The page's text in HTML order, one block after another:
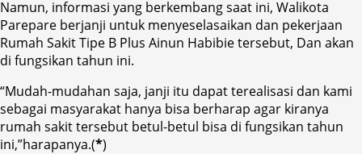
Namun, informasi yang berkembang saat ini, Walikota
Parepare berjanji untuk menyeselasaikan dan pekerjaan
Rumah Sakit Tipe B Plus Ainun Habibie tersebut, Dan akan
di fungsikan tahun ini.
“Mudah-mudahan saja, janji itu dapat terealisasi dan kami
sebagai masyarakat hanya bisa berharap agar kiranya
rumah sakit tersebut betul-betul bisa di fungsikan tahun
ini,”harapanya.(*)